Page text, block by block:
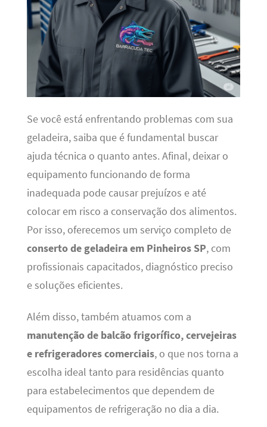
Se você está enfrentando problemas com sua
geladeira, saiba que é fundamental buscar
ajuda técnica o quanto antes. Afinal, deixar o
equipamento funcionando de forma
inadequada pode causar prejuízos e até
colocar em risco a conservação dos alimentos.
Por isso, oferecemos um serviço completo de
conserto de geladeira em Pinheiros SP, com
profissionais capacitados, diagnóstico preciso
e soluções eficientes.
Além disso, também atuamos com a
manutenção de balcão frigorífico, cervejeiras
e refrigeradores comerciais, o que nos torna a
escolha ideal tanto para residências quanto
para estabelecimentos que dependem de
equipamentos de refrigeração no dia a dia.